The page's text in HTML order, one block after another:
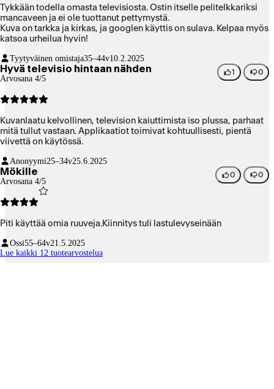
Tykkään todella omasta televisiosta. Ostin itselle pelitelkkariksi
mancaveen ja ei ole tuottanut pettymystä.
Kuva on tarkka ja kirkas, ja googlen käyttis on sulava. Kelpaa myös
katsoa urheilua hyvin!
Tyytyväinen omistaja35–44v10.2.2025
Hyvä televisio hintaan nähden
Arvosana 4/5
1 0
Kuvanlaatu kelvollinen, television kaiuttimista iso plussa, parhaat
mitä tullut vastaan. Applikaatiot toimivat kohtuullisesti, pientä
viivettä on käytössä.
Anonyymi25–34v25.6.2025
Mökille
Arvosana 4/5
0 0
Piti käyttää omia ruuveja.Kiinnitys tuli lastulevyseinään
Ossi55–64v21.5.2025
Lue kaikki 12 tuotearvostelua